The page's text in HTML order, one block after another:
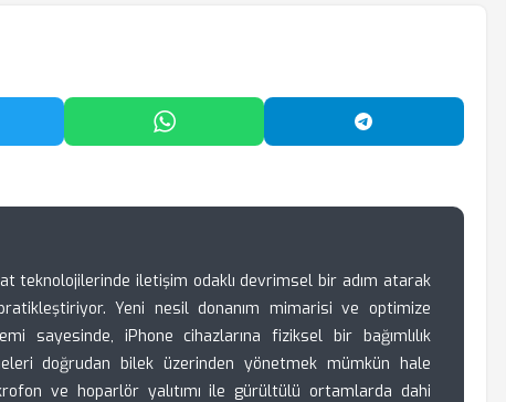
Paylaş WhatsApp'ta Paylaş Telegram'da
teknolojilerinde iletişim odaklı devrimsel bir adım atarak
pratikleştiriyor. Yeni nesil donanım mimarisi ve optimize
sayesinde, iPhone cihazlarına fiziksel bir bağımlılık
doğrudan bilek üzerinden yönetmek mümkün hale
ve hoparlör yalıtımı ile gürültülü ortamlarda dahi